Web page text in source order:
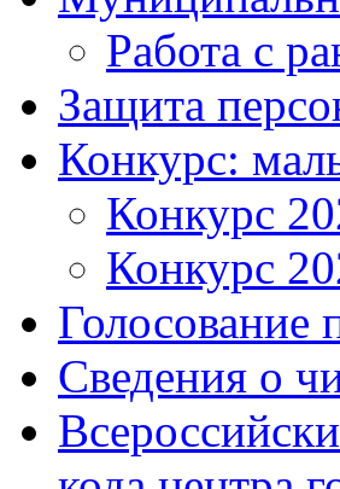
Работа с
Защита
Конкурс:
Конкурс
Конкурс
Голосование
Сведения о